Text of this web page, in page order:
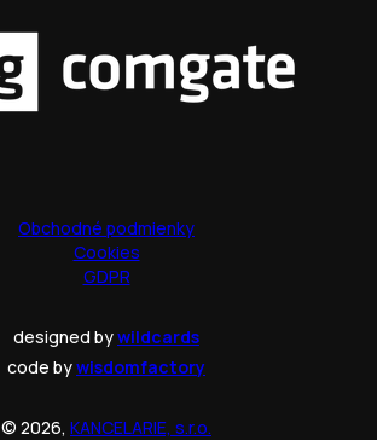
Obchodné podmienky
Cookies
GDPR
designed bywildcards
code bywisdomfactory
© 2026, KANCELARIE, s.r.o.